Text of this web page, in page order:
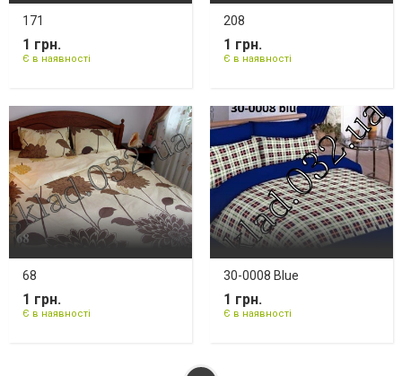
171
1 грн.
Є в наявності
208
1 грн.
Є в наявності
68
1 грн.
Є в наявності
30-0008 Blue
1 грн.
Є в наявності